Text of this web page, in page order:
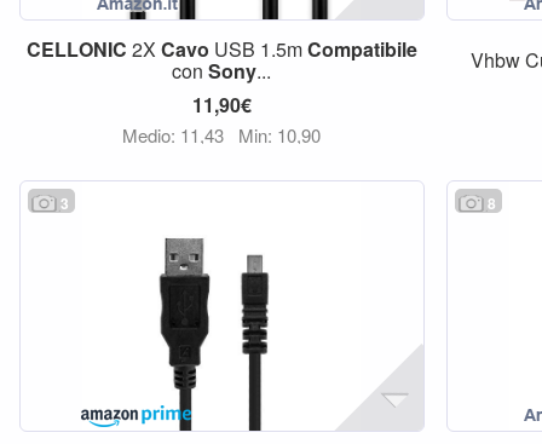
CELLONIC 2X Cavo USB 1.5mCompatibile
conSony...
11,90€
Medio: 11,43 Min: 10,90
Vhbw
3 8